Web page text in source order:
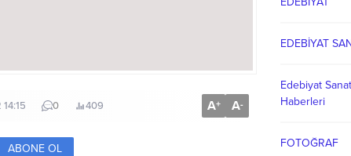
0 409 A+ A-
ABONE OL
EDEBİYAT
Edebiyat
Haberleri
FOTOĞRAF